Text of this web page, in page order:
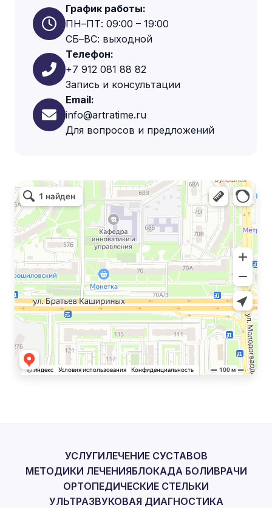
График работы:
ПН–ПТ: 09:00 – 19:00
СБ–ВС: выходной
Телефон:
+7 912 081 88 82
Запись и консультации
Email:
info@artratime.ru
Для вопросов и предложений
УСЛУГИЛЕЧЕНИЕ СУСТАВОВ
МЕТОДИКИ ЛЕЧЕНИЯБЛОКАДА БОЛИВРАЧИ
ОРТОПЕДИЧЕСКИЕ СТЕЛЬКИ
УЛЬТРАЗВУКОВАЯ ДИАГНОСТИКА